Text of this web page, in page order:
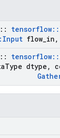
:: tensorflow::
Input flow in ,
:: tensorflow::
Type dtype ,